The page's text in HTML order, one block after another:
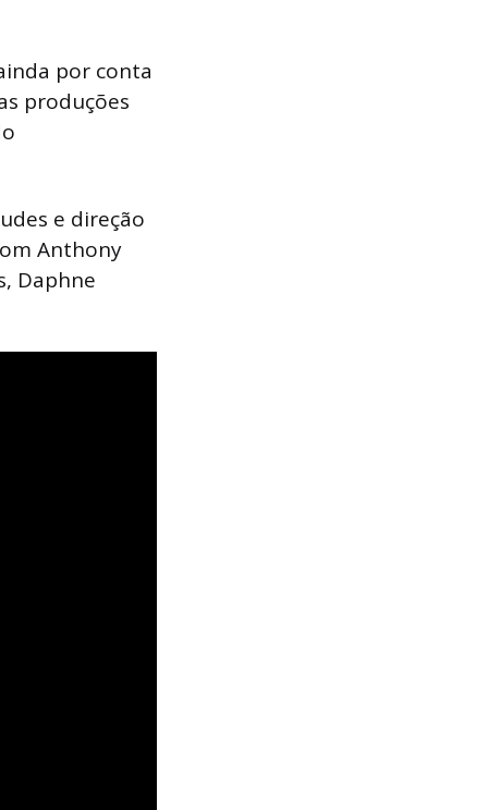
por conta
produções
e direção
Anthony
Daphne